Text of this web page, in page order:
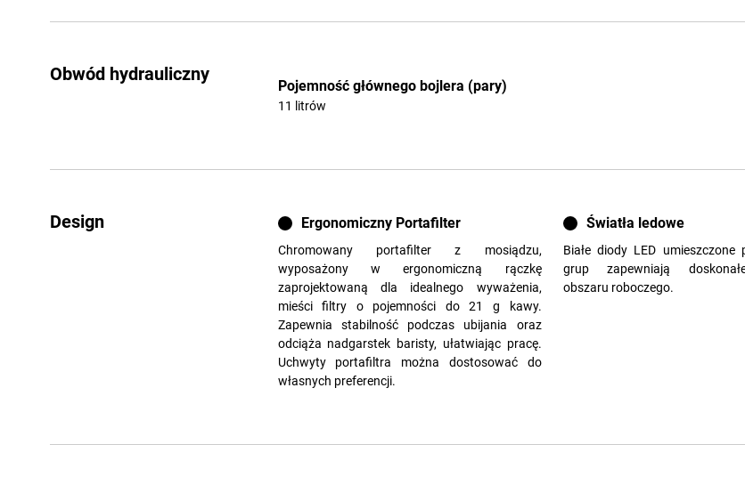
Obwód hydrauliczny
Pojemność głównego bojlera (pary)
11 litrów
Design Ergonomiczny Portafilter
Chromowany portafilter z mosiądzu,
wyposażony w ergonomiczną rączkę
zaprojektowaną dla idealnego wyważenia,
mieści filtry o pojemności do 21 g kawy.
Zapewnia stabilność podczas ubijania oraz
odciąża nadgarstek baristy, ułatwiając pracę.
Uchwyty portafiltra można dostosować do
własnych preferencji.
Światła ledowe
Białe diody LED umieszczone
grup zapewniają
obszaru roboczego.